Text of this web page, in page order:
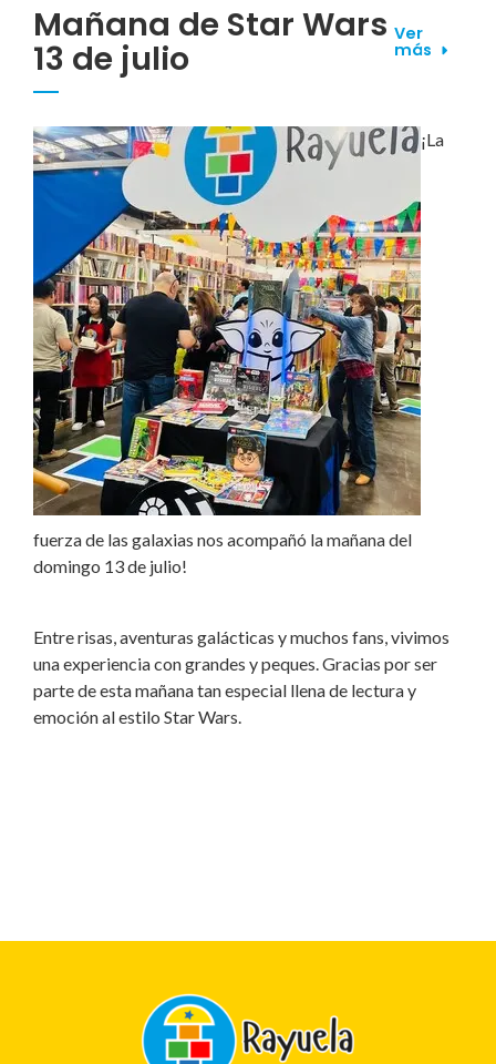
Mañana de Star Wars
13 de julio
Ver
más
¡La
fuerza de las galaxias nos acompañó la mañana del
domingo 13 de julio!
Entre risas, aventuras galácticas y muchos fans, vivimos
una experiencia con grandes y peques. Gracias por ser
parte de esta mañana tan especial llena de lectura y
emoción al estilo Star Wars.